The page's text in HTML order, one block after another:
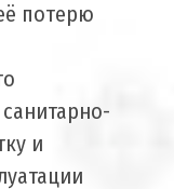
потерю
и